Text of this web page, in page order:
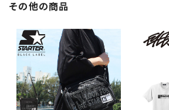
その他の商品